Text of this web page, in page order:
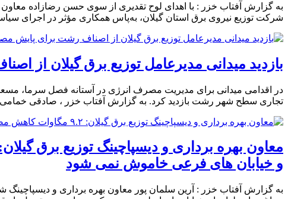
به گزارش آفتاب خزر : با اهدای لوح تقدیری از سوی حسن رضازاده
شرکت توزیع نیروی برق استان گیلان، به‌پاس همکاری مؤثر در اجرای
بازدید میدانی مدیرعامل توزیع برق گیلان از
در اقدامی میدانی برای مدیریت مصرف انرژی در آستانه فصل سرما،
تجاری سطح شهر رشت بازدید کرد. به گزارش آفتاب خزر ، صادقی خمامی
و خیابان های فرعی خاموش نمی شود
به گزارش آفتاب خزر : آرین سلمان پور معاون بهره برداری و